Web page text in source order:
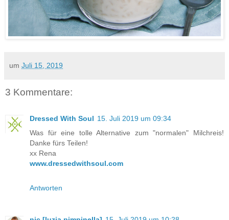
um Juli 15, 2019
3 Kommentare:
Dressed With Soul 15. Juli 2019 um 09:34
Was für eine tolle Alternative zum "normalen" Milchreis!
Danke fürs Teilen!
xx Rena
www.dressedwithsoul.com
Antworten